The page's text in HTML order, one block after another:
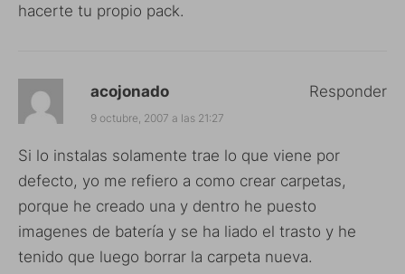
hacerte tu propio pack.
acojonado
9 octubre, 2007 a las 21:27
Si lo instalas solamente trae lo que viene por
defecto, yo me refiero a como crear carpetas,
porque he creado una y dentro he puesto
imagenes de batería y se ha liado el trasto y he
tenido que luego borrar la carpeta nueva.
Responder